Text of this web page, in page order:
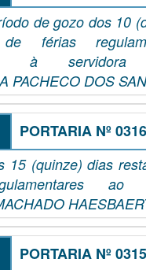
de gozo dos 10
férias
à servidora
PACHECO DOS
PORTARIA Nº
15 (quinze) dias
ao
PORTARIA Nº